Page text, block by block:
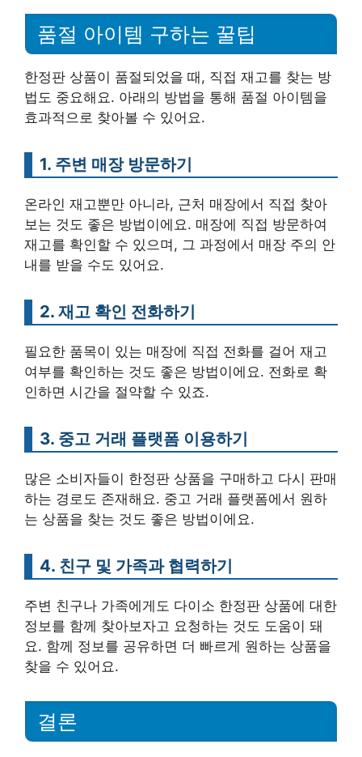
품절 아이템 구하는 꿀팁
한정판 상품이 품절되었을 때, 직접 재고를 찾는 방
법도 중요해요. 아래의 방법을 통해 품절 아이템을
효과적으로 찾아볼 수 있어요.
1. 주변 매장 방문하기
온라인 재고뿐만 아니라, 근처 매장에서 직접 찾아
보는 것도 좋은 방법이에요. 매장에 직접 방문하여
재고를 확인할 수 있으며, 그 과정에서 매장 주의 안
내를 받을 수도 있어요.
2. 재고 확인 전화하기
필요한 품목이 있는 매장에 직접 전화를 걸어 재고
여부를 확인하는 것도 좋은 방법이에요. 전화로 확
인하면 시간을 절약할 수 있죠.
3. 중고 거래 플랫폼 이용하기
많은 소비자들이 한정판 상품을 구매하고 다시 판매
하는 경로도 존재해요. 중고 거래 플랫폼에서 원하
는 상품을 찾는 것도 좋은 방법이에요.
4. 친구 및 가족과 협력하기
주변 친구나 가족에게도 다이소 한정판 상품에 대한
정보를 함께 찾아보자고 요청하는 것도 도움이 돼
요. 함께 정보를 공유하면 더 빠르게 원하는 상품을
찾을 수 있어요.
결론